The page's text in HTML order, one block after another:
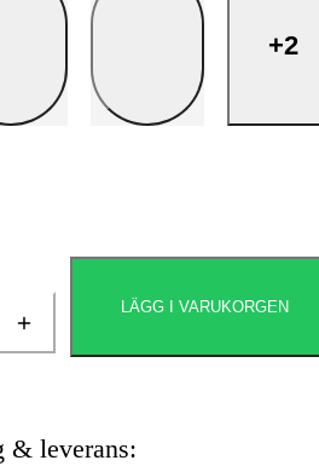
+2
LÄGG I VARUKORGEN
& leverans: